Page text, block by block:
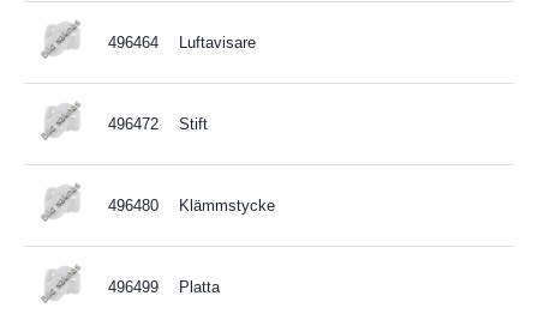
496464 Luftavisare
496472 Stift
496480 Klämmstycke
496499 Platta